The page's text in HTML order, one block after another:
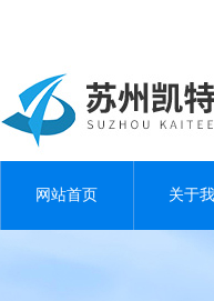
网站首页 关于